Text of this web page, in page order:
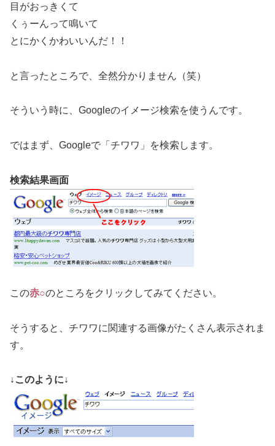
目がおっきくて
くぅーんって鳴いて
とにかくかわいいんだ！！
と言ったところで、全然分かりません（笑）
そういう時に、Googleのイメージ検索を使うんです。
ではまず、Googleで「チワワ」を検索します。
検索結果画面
この赤○のところをクリックしてみてください。
そうすると、チワワに関連する画像がたくさん表示されま
す。
↓このように↓